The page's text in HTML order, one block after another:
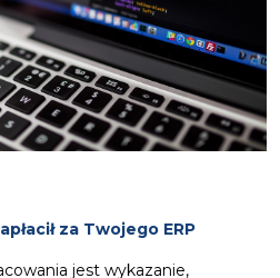
za Twojego ERP
jest wykazanie,